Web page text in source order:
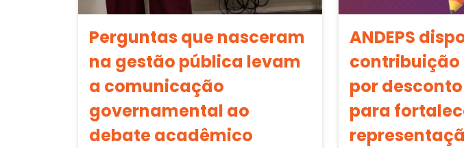
Perguntas que nasceram
na gestão pública levam
a comunicação
governamental ao
debate acadêmico
ANDEPS
por
para